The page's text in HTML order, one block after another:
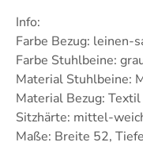
Info:
Farbe Bezug: leinen-
Farbe Stuhlbeine:
Material Stuhlbeine:
Material Bezug: Textil
Sitzhärte: mittel-
Maße: Breite 52,